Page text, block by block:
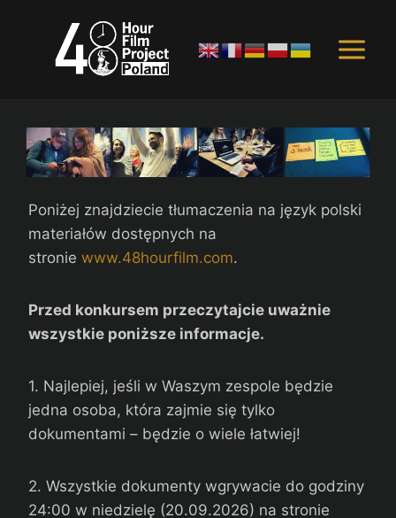
Poniżej znajdziecie tłumaczenia na język polski
materiałów dostępnych na
stronie www.48hourfilm.com.
Przed konkursem przeczytajcie uważnie
wszystkie poniższe informacje.
1. Najlepiej, jeśli w Waszym zespole będzie
jedna osoba, która zajmie się tylko
dokumentami – będzie o wiele łatwiej!
2. Wszystkie dokumenty wgrywacie do godziny
24:00 w niedzielę (20.09.2026) na stronie